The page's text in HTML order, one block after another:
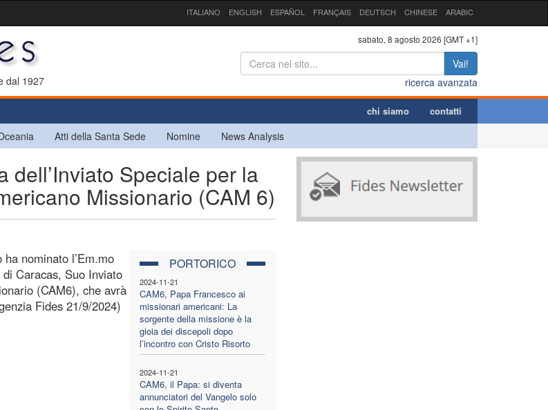
ITALIANO ENGLISH ESPAÑOL FRANÇAIS DEUTSCH CHINESE ARABIC
dal 1927
sabato, 8 agosto 2026 [GMT +1]
Vai!
ricerca avanzata
chi siamo contatti
Atti della Santa Sede Nomine News Analysis
dell’Inviato Speciale per la
Missionario (CAM 6)
PORTORICO
2024-11-21
CAM6, Papa Francesco ai
missionari americani: La
sorgente della missione è la
gioia dei discepoli dopo
l’incontro con Cristo Risorto
2024-11-21
CAM6, il Papa: si diventa
annunciatori del Vangelo solo
nominato l’Em.mo
Caracas, Suo Inviato
(CAM6), che avrà
Fides 21/9/2024)